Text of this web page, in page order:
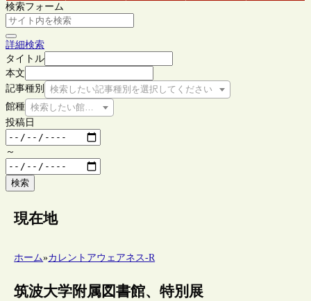
検索フォーム
詳細検索
タイトル
本文
記事種別
検索したい記事種別を選択してください
館種 検索したい館種を選択してください
投稿日
～
検索
現在地
ホーム»カレントアウェアネス-R
筑波大学附属図書館、特別展